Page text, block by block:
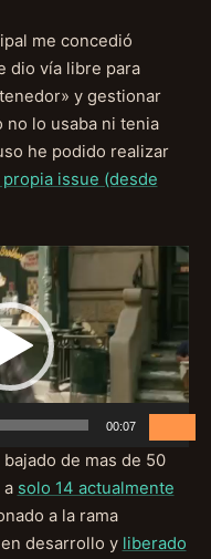
me concedió
dio vía libre para
y gestionar
no lo usaba ni tenia
he podido realizar
issue (desde
00:07
de mas de 50
a solo 14 actualmente
a la rama
desarrollo y liberado